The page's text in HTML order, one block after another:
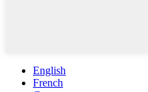
English
French